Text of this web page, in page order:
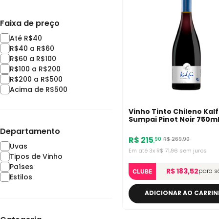
Faixa de preço
Até R$40
R$40 a R$60
R$60 a R$100
R$100 a R$200
R$200 a R$500
Acima de R$500
Departamento
Uvas
Tipos de Vinho
Países
Estilos
Vinho Tinto Chileno
Sumpai Pinot Noir 750ml
R$ 215,90 R$269,90
Em até 3x R$ 71,96 sem juros
CLUBE R$ 183,52para
ADICIONAR AO